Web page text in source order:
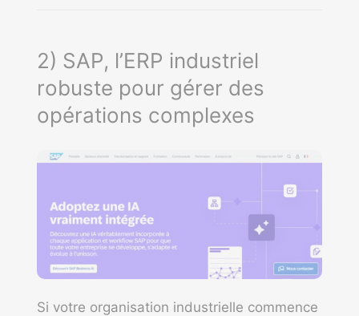
2) SAP, l’ERP industriel
robuste pour gérer des
opérations complexes
Si votre organisation industrielle commence